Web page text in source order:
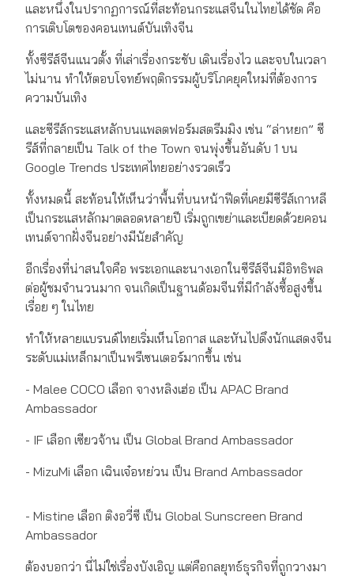
และหนึ่งในปรากฏการณ์ที่สะท้อนกระแสจีนในไทยได้ชัด คือ
การเติบโตของคอนเทนต์บันเทิงจีน
ทั้งซีรีส์จีนแนวตั้ง ที่เล่าเรื่องกระชับ เดินเรื่องไว และจบในเวลา
ไม่นาน ทำให้ตอบโจทย์พฤติกรรมผู้บริโภคยุคใหม่ที่ต้องการ
ความบันเทิง
และซีรีส์กระแสหลักบนแพลตฟอร์มสตรีมมิง เช่น “ล่าหยก” ซี
รีส์ที่กลายเป็น Talk of the Town จนพุ่งขึ้นอันดับ 1 บน
Google Trends ประเทศไทยอย่างรวดเร็ว
ทั้งหมดนี้ สะท้อนให้เห็นว่าพื้นที่บนหน้าฟีดที่เคยมีซีรีส์เกาหลี
เป็นกระแสหลักมาตลอดหลายปี เริ่มถูกเขย่าและเบียดด้วยคอน
เทนต์จากฝั่งจีนอย่างมีนัยสำคัญ
อีกเรื่องที่น่าสนใจคือ พระเอกและนางเอกในซีรีส์จีนมีอิทธิพล
ต่อผู้ชมจำนวนมาก จนเกิดเป็นฐานด้อมจีนที่มีกำลังซื้อสูงขึ้น
เรื่อย ๆ ในไทย
ทำให้หลายแบรนด์ไทยเริ่มเห็นโอกาส และหันไปดึงนักแสดงจีน
ระดับแม่เหล็กมาเป็นพรีเซนเตอร์มากขึ้น เช่น
- Malee COCO เลือก จางหลิงเฮ่อ เป็น APAC Brand
Ambassador
- IF เลือก เซียวจ้าน เป็น Global Brand Ambassador
- MizuMi เลือก เฉินเจ๋อหย่วน เป็น Brand Ambassador
- Mistine เลือก ติงอวี่ซี เป็น Global Sunscreen Brand
Ambassador
ต้องบอกว่า นี่ไม่ใช่เรื่องบังเอิญ แต่คือกลยุทธ์ธุรกิจที่ถูกวางมา